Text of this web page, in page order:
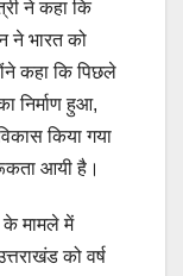
ने कहा कि
ने भारत को
कहा कि पिछले
निर्माण हुआ,
किया गया
आयी है।
के मामले में
को वर्ष